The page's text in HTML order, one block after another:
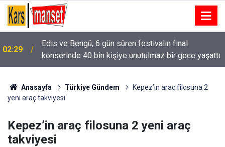
02:15
Alkolmetreyi üflemeyi reddeden sürücüye 350 bin
TL ceza
Anasayfa Türkiye Gündem
Kepez’in araç filosuna 2
yeni araç takviyesi
Kepez’in araç filosuna 2 yeni araç
takviyesi